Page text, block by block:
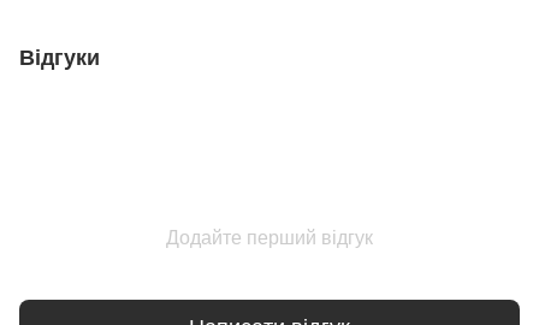
Відгуки
Додайте перший відгук